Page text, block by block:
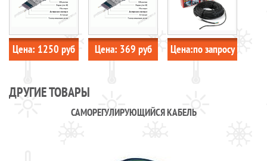
Цена: 1250 руб Цена: 369 руб Цена:по запросу
ДРУГИЕ ТОВАРЫ
САМОРЕГУЛИРУЮЩИЙСЯ КАБЕЛЬ